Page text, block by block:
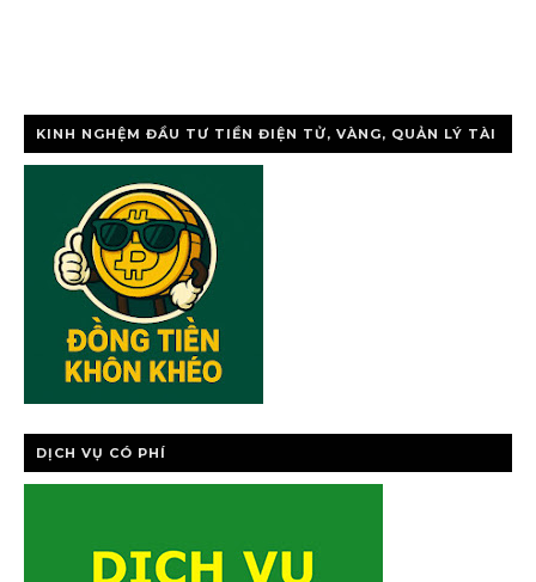
KINH NGHỆM ĐẦU TƯ TIỀN ĐIỆN TỬ, VÀNG, QUẢN LÝ TÀI
DỊCH VỤ CÓ PHÍ